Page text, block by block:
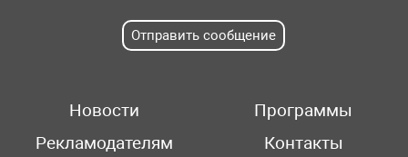
Отправить сообщение
Новости
Программы
Рекламодателям
Контакты